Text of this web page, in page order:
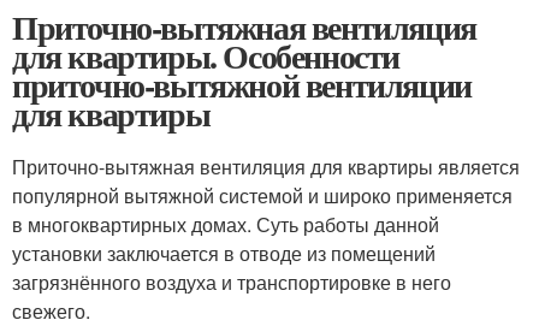
Приточно-вытяжная вентиляция
для квартиры. Особенности
приточно-вытяжной вентиляции
для квартиры
Приточно-вытяжная вентиляция для квартиры является
популярной вытяжной системой и широко применяется
в многоквартирных домах. Суть работы данной
установки заключается в отводе из помещений
загрязнённого воздуха и транспортировке в него
свежего.